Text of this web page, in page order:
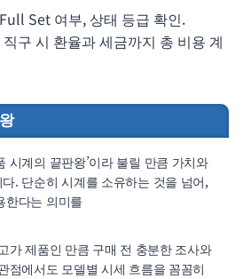
Set 여부, 상태 등급 확인.
직구 시 환율과 세금까지 총 비용 계
시계의 끝판왕’이라 불릴 만큼 가치와
. 단순히 시계를 소유하는 것을 넘어,
한다는 의미를
가 제품인 만큼 구매 전 충분한 조사와
점에서도 모델별 시세 흐름을 꼼꼼히